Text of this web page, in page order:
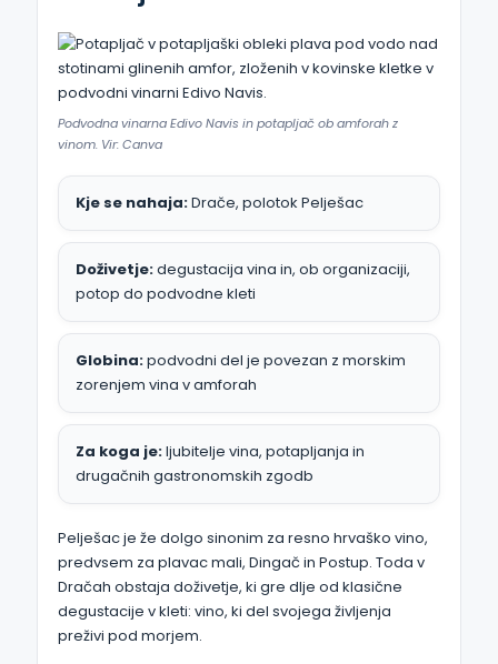
Podvodna vinarna Edivo Navis in potapljač ob amforah z
vinom. Vir: Canva
Kje se nahaja:Drače, polotok Pelješac
Doživetje:degustacija vina in, ob organizaciji,
potop do podvodne kleti
Globina:podvodni del je povezan z morskim
zorenjem vina v amforah
Za koga je:ljubitelje vina, potapljanja in
drugačnih gastronomskih zgodb
Pelješac je že dolgo sinonim za resno hrvaško vino,
predvsem za plavac mali, Dingač in Postup. Toda v
Dračah obstaja doživetje, ki gre dlje od klasične
degustacije v kleti: vino, ki del svojega življenja
preživi pod morjem.